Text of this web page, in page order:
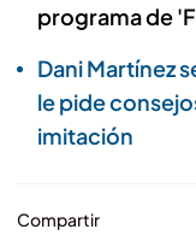
programa de
Dani Martínez
le pide
imitación
Compartir